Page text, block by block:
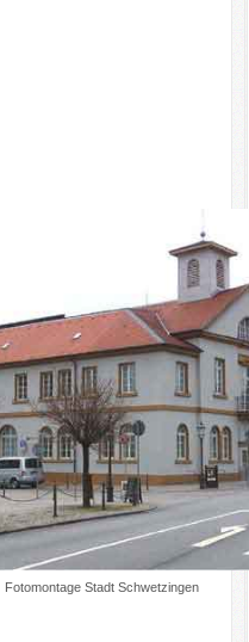
Fotomontage Stadt Schwetzingen